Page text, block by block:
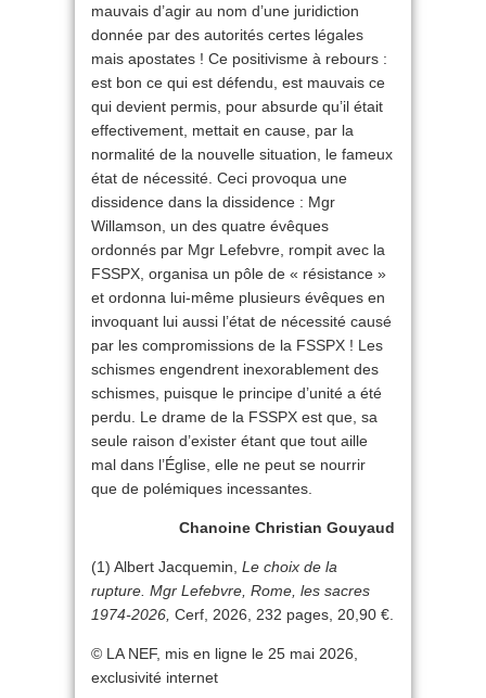
mauvais d’agir au nom d’une juridiction
donnée par des autorités certes légales
mais apostates ! Ce positivisme à rebours :
est bon ce qui est défendu, est mauvais ce
qui devient permis, pour absurde qu’il était
effectivement, mettait en cause, par la
normalité de la nouvelle situation, le fameux
état de nécessité. Ceci provoqua une
dissidence dans la dissidence : Mgr
Willamson, un des quatre évêques
ordonnés par Mgr Lefebvre, rompit avec la
FSSPX, organisa un pôle de « résistance »
et ordonna lui-même plusieurs évêques en
invoquant lui aussi l’état de nécessité causé
par les compromissions de la FSSPX ! Les
schismes engendrent inexorablement des
schismes, puisque le principe d’unité a été
perdu. Le drame de la FSSPX est que, sa
seule raison d’exister étant que tout aille
mal dans l’Église, elle ne peut se nourrir
que de polémiques incessantes.
Chanoine Christian Gouyaud
(1) Albert Jacquemin, Le choix de la
rupture. Mgr Lefebvre, Rome, les sacres
1974-2026, Cerf, 2026, 232 pages, 20,90 €.
© LA NEF, mis en ligne le 25 mai 2026,
exclusivité internet